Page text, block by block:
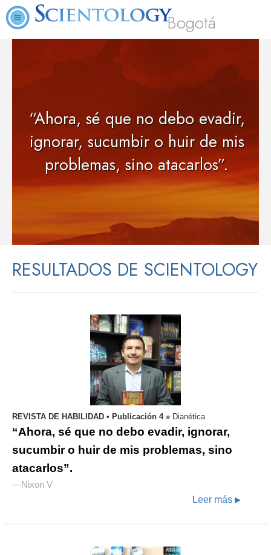
Bogotá
“Ahora, sé que no debo evadir,
ignorar, sucumbir o huirde mis
problemas, sino atacarlos”.
RESULTADOS DE SCIENTOLOGY
REVISTA DE HABILIDAD • Publicación 4 » Dianética
“Ahora, sé que no debo evadir, ignorar,
sucumbir o huirde mis problemas, sino
atacarlos”.
—Nixon V
Leer más ▶